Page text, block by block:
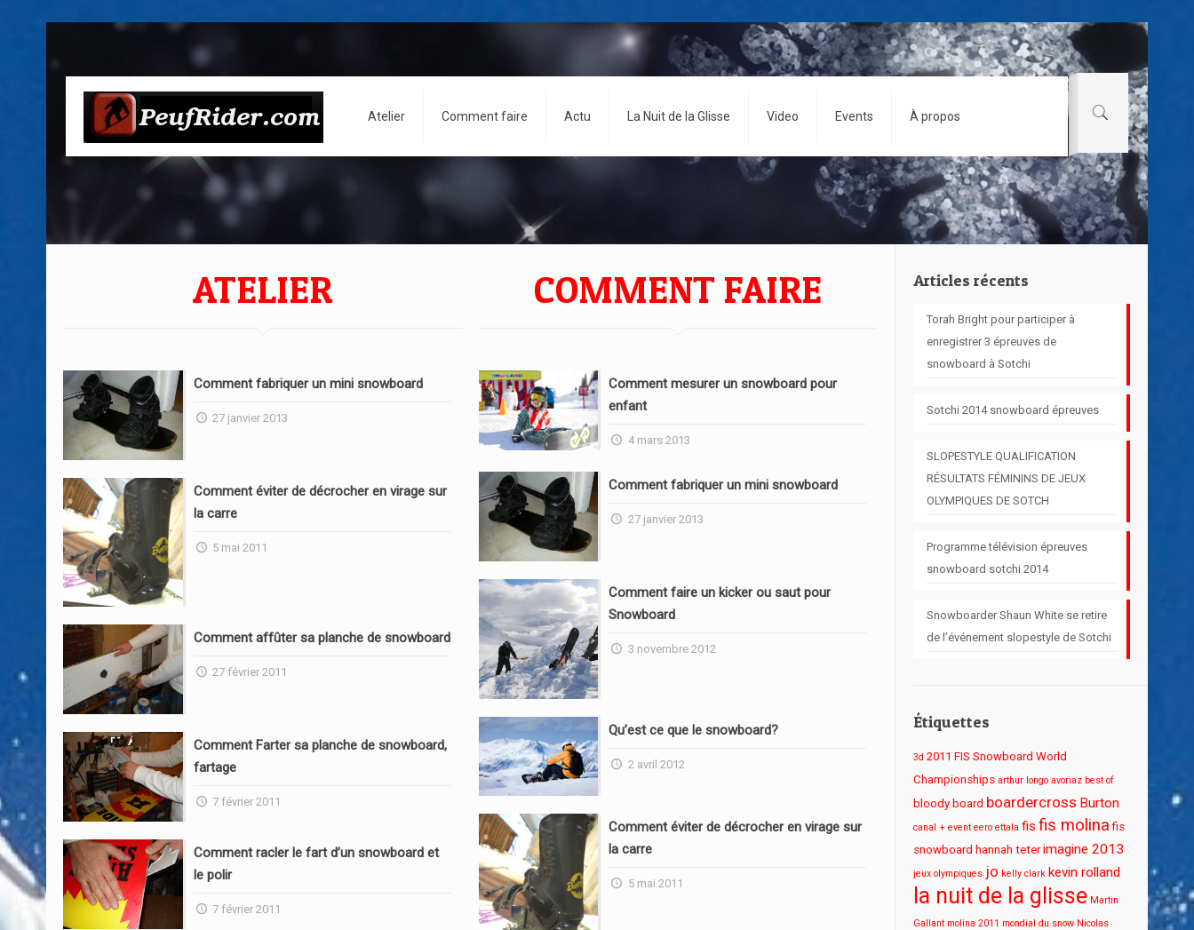
Atelier Comment faire Actu La Nuit de la Glisse Video Events À propos
ATELIER COMMENT FAIRE
Comment fabriquer un mini snowboard
27 janvier 2013
Comment éviter de décrocher en virage sur
la carre
5 mai 2011
Comment affûter sa planche de snowboard
27 février 2011
Comment Farter sa planche de snowboard,
fartage
7 février 2011
Comment racler le fart d’un snowboard et
le polir
7 février 2011
Comment mesurer un snowboard pour
enfant
4 mars 2013
Comment fabriquer un mini snowboard
27 janvier 2013
Comment faire un kicker ou saut pour
Snowboard
3 novembre 2012
Qu’est ce que le snowboard?
2 avril 2012
Comment éviter de décrocher en virage sur
la carre
5 mai 2011
Articles récents
Torah Bright pour participer à
enregistrer 3 épreuves de
snowboard à Sotchi
Sotchi 2014 snowboard épreuves
SLOPESTYLE QUALIFICATION
RÉSULTATS FÉMININS DE JEUX
OLYMPIQUES DE SOTCH
Programme télévision épreuves
snowboard sotchi 2014
Snowboarder Shaun White se retire
de l’événement slopestyle de Sotchi
Étiquettes
3d 2011 FIS Snowboard World
Championships arthur longo avoriaz best of
bloody board boardercross Burton
canal + event eero ettala fis fis molina fis
snowboard hannah teter imagine 2013
jeux olympiques jo kelly clark kevin rolland
la nuit de la glisse Martin
Gallant molina 2011 mondial du snow Nicolas